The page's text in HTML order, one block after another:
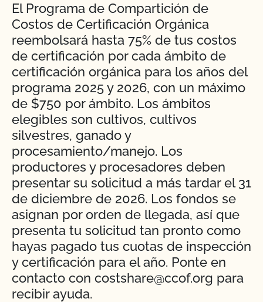
El Programa de Compartición de
Costos de Certificación Orgánica
reembolsará hasta 75% de tus costos
de certificación por cada ámbito de
certificación orgánica para los años del
programa 2025 y 2026, con un máximo
de $750 por ámbito. Los ámbitos
elegibles son cultivos, cultivos
silvestres, ganado y
procesamiento/manejo. Los
productores y procesadores deben
presentar su solicitud a más tardar el 31
de diciembre de 2026. Los fondos se
asignan por orden de llegada, así que
presenta tu solicitud tan pronto como
hayas pagado tus cuotas de inspección
y certificación para el año. Ponte en
contacto con costshare@ccof.org para
recibir ayuda.